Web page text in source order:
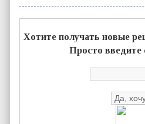
Хотите получать новые
Просто введите